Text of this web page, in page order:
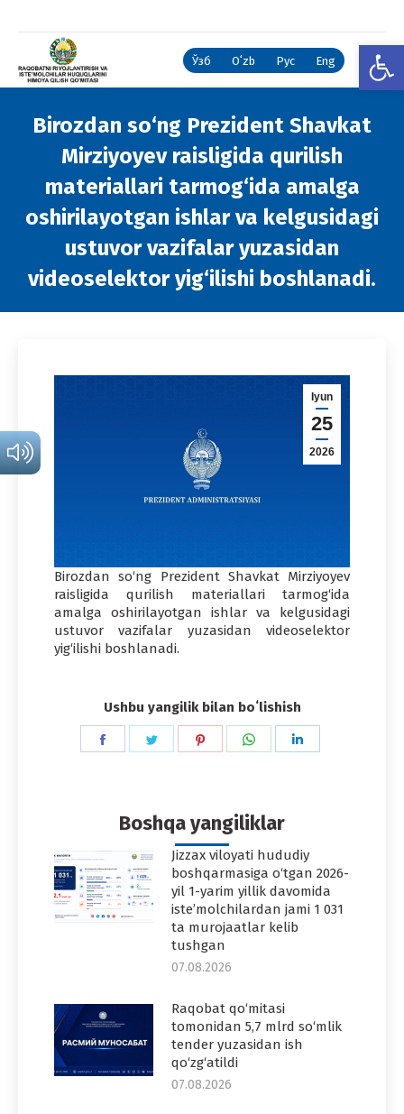
Ўзб Oʻzb Рус Eng
Birozdan so‘ng Prezident Shavkat
Mirziyoyev raisligida qurilish
materiallari tarmog‘ida amalga
oshirilayotgan ishlar va kelgusidagi
ustuvor vazifalar yuzasidan
videoselektor yig‘ilishi boshlanadi.
Iyun
25
2026
Birozdan so‘ng Prezident Shavkat Mirziyoyev
raisligida qurilish materiallari tarmog‘ida
amalga oshirilayotgan ishlar va kelgusidagi
ustuvor vazifalar yuzasidan videoselektor
yig‘ilishi boshlanadi.
Ushbu yangilik bilan boʻlishish
Share
Share
Share
Share
Boshqa yangiliklar
Jizzax viloyati hududiy
boshqarmasiga o‘tgan 2026-
yil 1-yarim yillik davomida
iste’molchilardan jami 1 031
ta murojaatlar kelib
tushgan
07.08.2026
Raqobat qo‘mitasi
tomonidan 5,7 mlrd so‘mlik
tender yuzasidan ish
qo‘zg‘atildi
07.08.2026